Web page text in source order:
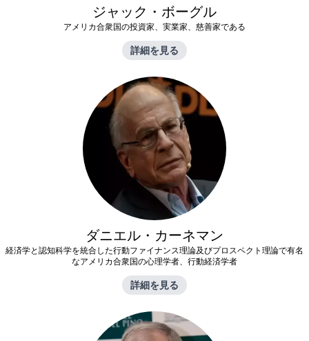
ジャック・ボーグル
アメリカ合衆国の投資家、実業家、慈善家である
詳細を見る
ダニエル・カーネマン
経済学と認知科学を統合した行動ファイナンス理論及びプロスペクト理論で有名
なアメリカ合衆国の心理学者、行動経済学者
詳細を見る